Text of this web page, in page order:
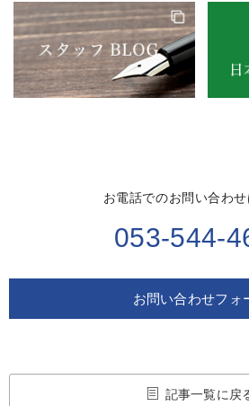
お電話でのお問い合わ
053-544-
お問い合わせフォ
記事一覧に戻